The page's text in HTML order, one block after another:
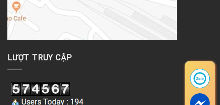
LƯỢT TRUY CẬP